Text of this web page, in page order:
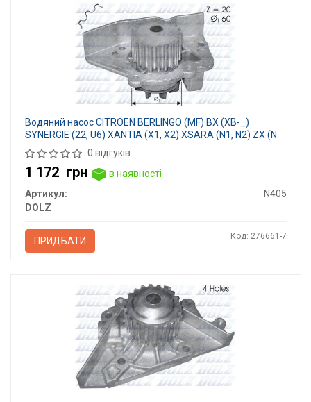
Водяний насос CITROEN BERLINGO (MF) BX (XB-_)
SYNERGIE (22, U6) XANTIA (X1, X2) XSARA (N1, N2) ZX (N
0 відгуків
1 172 грн
в наявності
Артикул:
N405
DOLZ
ПРИДБАТИ Код: 276661-7